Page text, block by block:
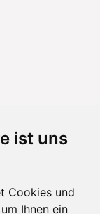
ist uns
Cookies und
Ihnen ein